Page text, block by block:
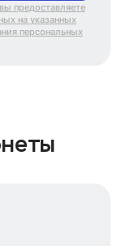
предоставляете
на указанных
персональных